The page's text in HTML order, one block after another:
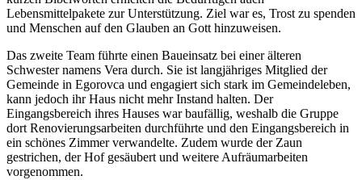
Lebensmittelpakete zur Unterstützung. Ziel war es, Trost zu spenden
und Menschen auf den Glauben an Gott hinzuweisen.
Das zweite Team führte einen Baueinsatz bei einer älteren
Schwester namens Vera durch. Sie ist langjähriges Mitglied der
Gemeinde in Egorovca und engagiert sich stark im Gemeindeleben,
kann jedoch ihr Haus nicht mehr Instand halten. Der
Eingangsbereich ihres Hauses war baufällig, weshalb die Gruppe
dort Renovierungsarbeiten durchführte und den Eingangsbereich in
ein schönes Zimmer verwandelte. Zudem wurde der Zaun
gestrichen, der Hof gesäubert und weitere Aufräumarbeiten
vorgenommen.